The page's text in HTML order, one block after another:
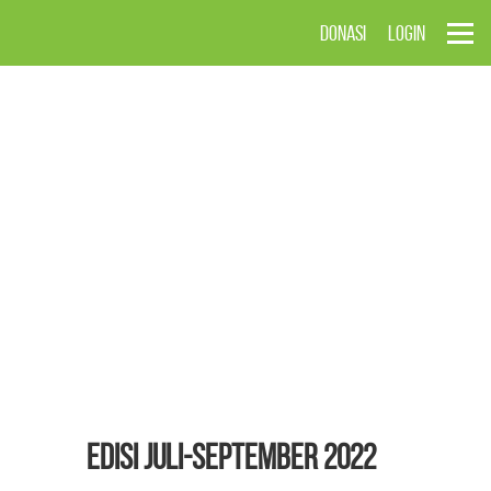
DONASI LOGIN
EDISI Juli-September 2022